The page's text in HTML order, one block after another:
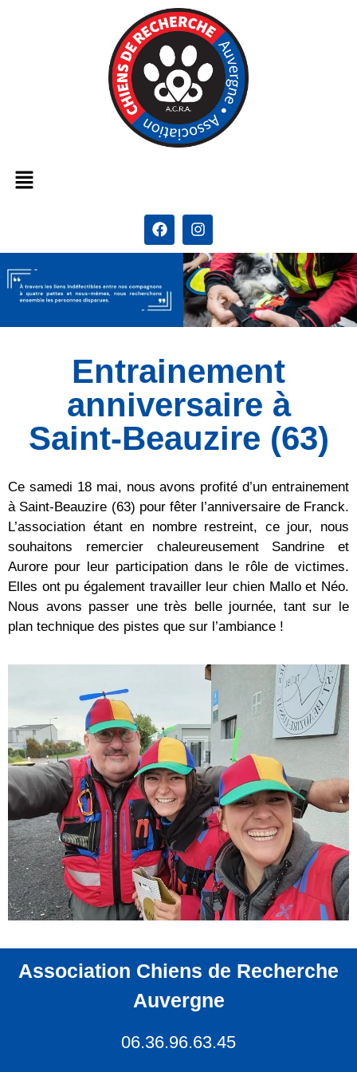
Entrainement
anniversaire à
Saint-Beauzire (63)
Ce samedi 18 mai, nous avons profité d’un entrainement
à Saint-Beauzire (63) pour fêter l’anniversaire de Franck.
L’association étant en nombre restreint, ce jour, nous
souhaitons remercier chaleureusement Sandrine et
Aurore pour leur participation dans le rôle de victimes.
Elles ont pu également travailler leur chien Mallo et Néo.
Nous avons passer une très belle journée, tant sur le
plan technique des pistes que sur l’ambiance !
Association Chiens de Recherche
Auvergne
06.36.96.63.45